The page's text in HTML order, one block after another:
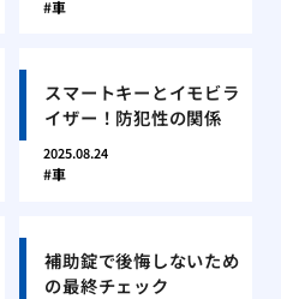
車
スマートキーとイモビラ
イザー！防犯性の関係
2025.08.24
車
補助錠で後悔しないため
の最終チェック